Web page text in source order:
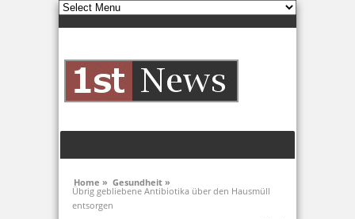
Home » Gesundheit »
Übrig gebliebene Antibiotika über den Hausmüll
entsorgen